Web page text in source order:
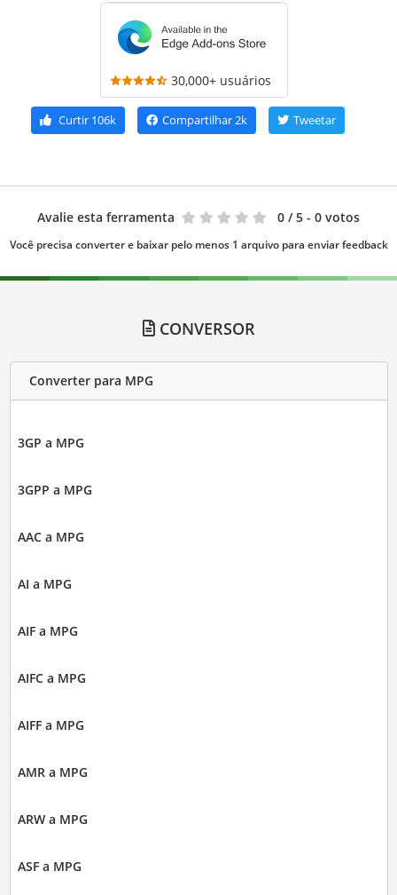
30,000+ usuários
Curtir 106k Compartilhar2k Tweetar
Avalie esta ferramenta 0 / 5 - 0 votos
Você precisa converter e baixar pelo menos 1 arquivo para enviar feedback
CONVERSOR
Converter para MPG
3GP a MPG
3GPP a MPG
AAC a MPG
AI a MPG
AIF a MPG
AIFC a MPG
AIFF a MPG
AMR a MPG
ARW a MPG
ASF a MPG